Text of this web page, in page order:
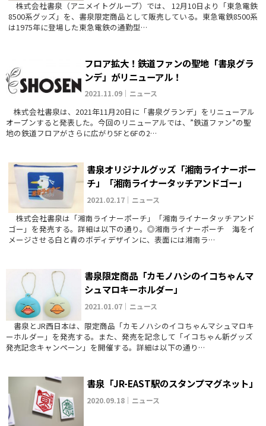
株式会社書泉（アニメイトグループ）では、 12月10日より「東急電鉄
8500系グッズ」を、書泉限定商品として販売している。東急電鉄8500系
は1975年に登場した東急電鉄の通勤型…
フロア拡大！鉄道ファンの聖地「書泉グラ
ンデ」がリニューアル！
2021.11.09｜ニュース
株式会社書泉は、2021年11月20日に「書泉グランデ」をリニューアル
オープンすると発表した。今回のリニューアルでは、”鉄道ファン”の聖
地の鉄道フロアがさらに広がり5Fと6Fの2…
書泉オリジナルグッズ「湘南ライナーポー
チ」「湘南ライナータッチアンドゴー」
2021.02.17｜ニュース
株式会社書泉は「湘南ライナーポーチ」「湘南ライナータッチアンド
ゴー」を発売する。詳細は以下の通り。◎湘南ライナーポーチ 海をイ
メージさせる白と青のボディデザインに、表面には湘南ラ…
書泉限定商品「カモノハシのイコちゃんマ
シュマロキーホルダー」
2021.01.07｜ニュース
書泉とJR西日本は、限定商品「カモノハシのイコちゃんマシュマロキ
ーホルダー」を発売する。また、発売を記念して「イコちゃん新グッズ
発売記念キャンペーン」を開催する。詳細は以下の通り…
書泉「JR-EAST駅のスタンプマグネット」
2020.09.18｜ニュース